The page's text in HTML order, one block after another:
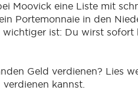
Moovick eine Liste mit
Portemonnaie in den
wichtiger ist: Du wirst
Geld verdienen? Lies
kannst.